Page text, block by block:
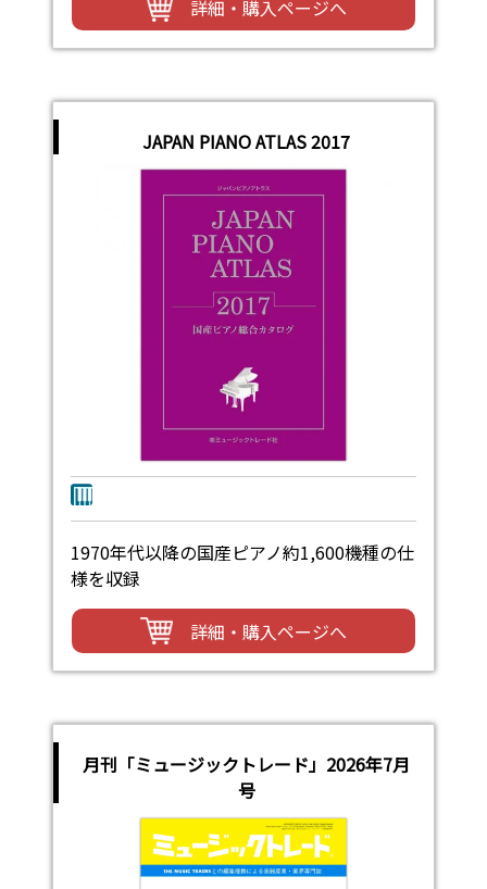
詳細・購入ページへ
JAPAN PIANO ATLAS 2017
1970年代以降の国産ピアノ約1,600機種の仕
様を収録
詳細・購入ページへ
月刊「ミュージックトレード」2026年7月
号